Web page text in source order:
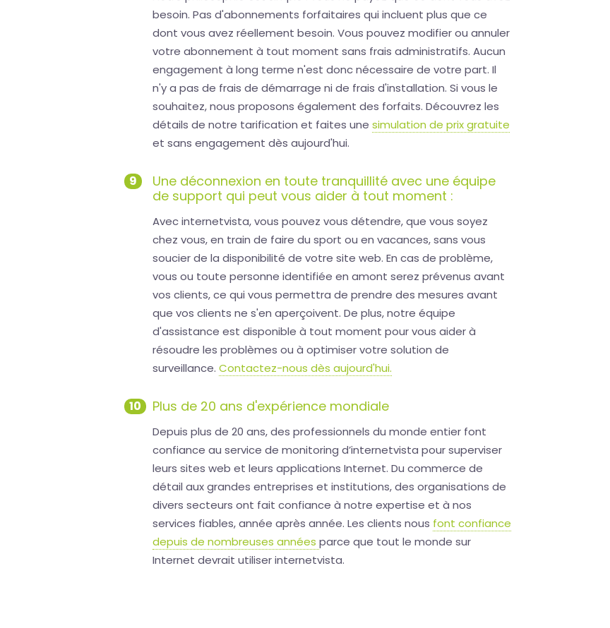
besoin. Pas d'abonnements forfaitaires qui incluent plus que ce
dont vous avez réellement besoin. Vous pouvez modifier ou annuler
votre abonnement à tout moment sans frais administratifs. Aucun
engagement à long terme n'est donc nécessaire de votre part. Il
n'y a pas de frais de démarrage ni de frais d'installation. Si vous le
souhaitez, nous proposons également des forfaits. Découvrez les
détails de notre tarification et faites une simulation de prix gratuite
et sans engagement dès aujourd'hui.
9
Une déconnexion en toute tranquillité avec une équipe
de support qui peut vous aider à tout moment :
Avec internetvista, vous pouvez vous détendre, que vous soyez
chez vous, en train de faire du sport ou en vacances, sans vous
soucier de la disponibilité de votre site web. En cas de problème,
vous ou toute personne identifiée en amont serez prévenus avant
vos clients, ce qui vous permettra de prendre des mesures avant
que vos clients ne s'en aperçoivent. De plus, notre équipe
d'assistance est disponible à tout moment pour vous aider à
résoudre les problèmes ou à optimiser votre solution de
surveillance. Contactez-nous dès aujourd'hui.
10 Plus de 20 ans d'expérience mondiale
Depuis plus de 20 ans, des professionnels du monde entier font
confiance au service de monitoring d’internetvista pour superviser
leurs sites web et leurs applications Internet. Du commerce de
détail aux grandes entreprises et institutions, des organisations de
divers secteurs ont fait confiance à notre expertise et à nos
services fiables, année après année. Les clients nous font confiance
depuis de nombreuses années parce que tout le monde sur
Internet devrait utiliser internetvista.